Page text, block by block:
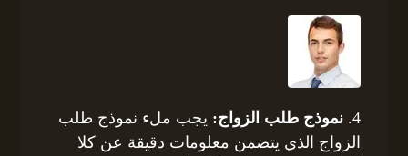
4. نموذج طلب الزواج: يجب ملء نموذج طلب
الزواج الذي يتضمن معلومات دقيقة عن كلا